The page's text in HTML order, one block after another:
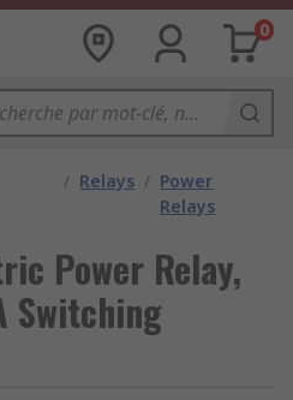
0
/ Relays / Power
Relays
Power Relay,
Switching